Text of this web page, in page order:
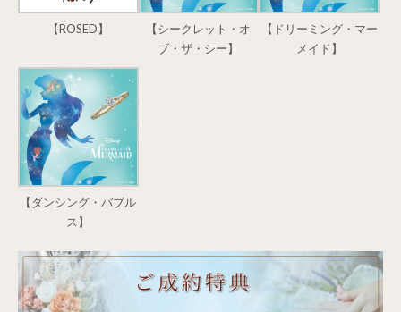
【ROSED】
【シークレット・オ
ブ・ザ・シー】
【ドリーミング・マー
メイド】
【ダンシング・バブル
ス】